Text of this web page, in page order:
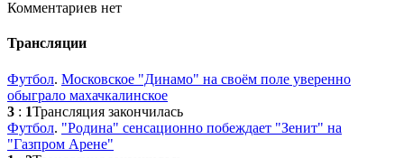
Комментариев нет
Трансляции
Футбол. Московское "Динамо" на своём поле уверенно
обыграло махачкалинское
3 : 1Трансляция закончилась
Футбол. "Родина" сенсационно побеждает "Зенит" на
"Газпром Арене"